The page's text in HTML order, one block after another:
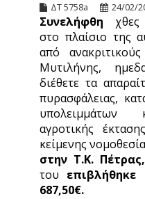
ΔΤ 5758a 24/02/
Συνελήφθη χθες
στο πλαίσιο της
από
Μυτιλήνης,
διέθετε τα
πυρασφάλειας,
υπολειμμάτων
αγροτικής
κείμενης
στην Τ.Κ.
του επιβλήθηκε
687,50€.